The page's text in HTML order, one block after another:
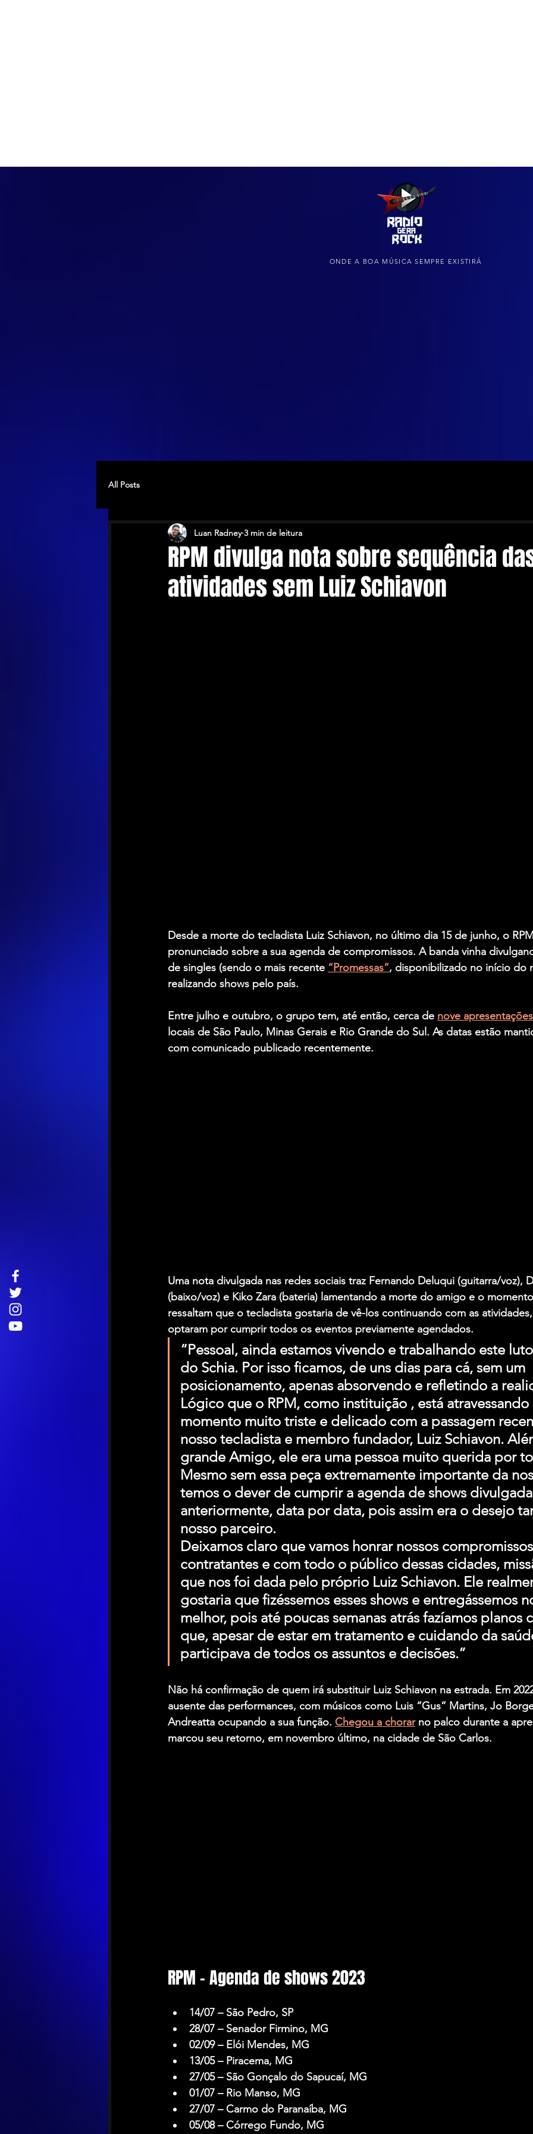
ONDE A BOA MÚSICA SEMPRE EXISTIRÁ
All Posts
RPM divulga nota sobre sequência
atividades sem Luiz Schiavon
Luan Radney 3 min de leitura
Desde a morte do tecladista Luiz Schiavon, no último dia 15 de junho, o
pronunciado sobre a sua agenda de compromissos. A banda vinha
de singles (sendo o mais recente “Promessas”, disponibilizado no início do
realizando shows pelo país.
Entre julho e outubro, o grupo tem, até então, cerca de nove
locais de São Paulo, Minas Gerais e Rio Grande do Sul. As datas estão
com comunicado publicado recentemente.
Uma nota divulgada nas redes sociais traz Fernando Deluqui (guitarra/voz),
(baixo/voz) e Kiko Zara (bateria) lamentando a morte do amigo e o
ressaltam que o tecladista gostaria de vê-los continuando com as
optaram por cumprir todos os eventos previamente agendados.
“Pessoal, ainda estamos vivendo e trabalhando este
do Schia. Por isso ficamos, de uns dias para cá, sem um
posicionamento, apenas absorvendo e refletindo a
Lógico que o RPM, como instituição , está
momento muito triste e delicado com a passagem
nosso tecladista e membro fundador, Luiz Schiavon.
grande Amigo, ele era uma pessoa muito querida por
Mesmo sem essa peça extremamente importante da
temos o dever de cumprir a agenda de shows
anteriormente, data por data, pois assim era o desejo
nosso parceiro.
Deixamos claro que vamos honrar nossos
contratantes e com todo o público dessas cidades,
que nos foi dada pelo próprio Luiz Schiavon. Ele
gostaria que fizéssemos esses shows e entregássemos
melhor, pois até poucas semanas atrás fazíamos planos
que, apesar de estar em tratamento e cuidando da
participava de todos os assuntos e decisões.”
Não há confirmação de quem irá substituir Luiz Schiavon na estrada. Em
ausente das performances, com músicos como Luis “Gus” Martins, Jo
Andreatta ocupando a sua função. Chegou a chorar no palco durante a
marcou seu retorno, em novembro último, na cidade de São Carlos.
RPM – Agenda de shows 2023
14/07 – São Pedro, SP
28/07 – Senador Firmino, MG
02/09 – Elói Mendes, MG
13/05 – Piracema, MG
27/05 – São Gonçalo do Sapucaí, MG
01/07 – Rio Manso, MG
27/07 – Carmo do Paranaíba, MG
05/08 – Córrego Fundo, MG